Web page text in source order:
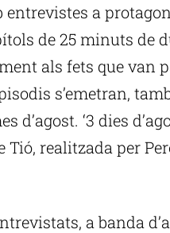
entrevistes a
de 25 minuts de
als fets que van
s’emetran,
d’agost. ‘3 dies
Tió, realitzada per
a banda